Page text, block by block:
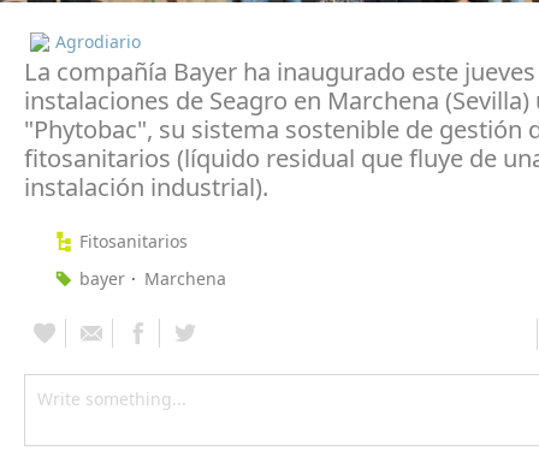
Agrodiario
La compañía Bayer ha inaugurado este
instalaciones de Seagro en Marchena
"Phytobac", su sistema sostenible de gestión
fitosanitarios (líquido residual que fluye de
instalación industrial).
Fitosanitarios
bayer
Marchena